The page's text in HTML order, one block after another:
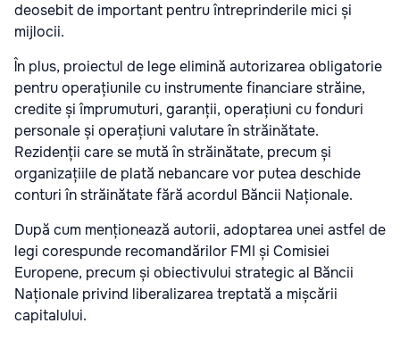
deosebit de important pentru întreprinderile mici și
mijlocii.
În plus, proiectul de lege elimină autorizarea obligatorie
pentru operațiunile cu instrumente financiare străine,
credite și împrumuturi, garanții, operațiuni cu fonduri
personale și operațiuni valutare în străinătate.
Rezidenții care se mută în străinătate, precum și
organizațiile de plată nebancare vor putea deschide
conturi în străinătate fără acordul Băncii Naționale.
După cum menționează autorii, adoptarea unei astfel de
legi corespunde recomandărilor FMI și Comisiei
Europene, precum și obiectivului strategic al Băncii
Naționale privind liberalizarea treptată a mișcării
capitalului.